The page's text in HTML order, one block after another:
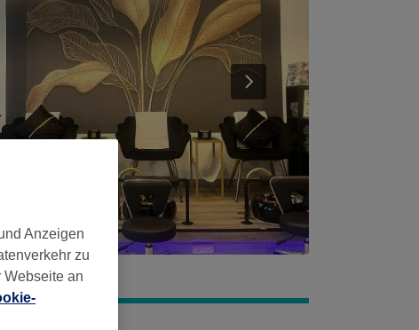
Anzeigen
zu
an